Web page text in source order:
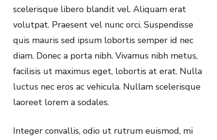
scelerisque libero blandit vel. Aliquam erat
volutpat. Praesent vel nunc orci. Suspendisse
quis mauris sed ipsum lobortis semper id nec
diam. Donec a porta nibh. Vivamus nibh metus,
facilisis ut maximus eget, lobortis at erat. Nulla
luctus nec eros ac vehicula. Nullam scelerisque
laoreet lorem a sodales.
Integer convallis, odio ut rutrum euismod, mi